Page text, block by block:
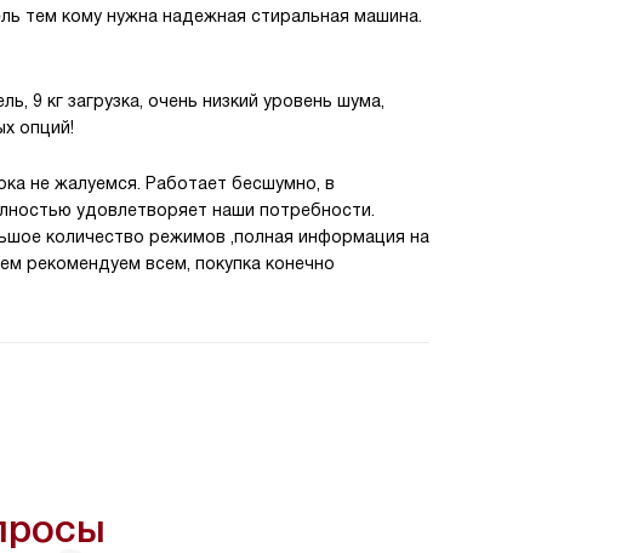
тем кому нужна надежная стиральная машина.
9 кг загрузка, очень низкий уровень шума,
опций!
не жалуемся. Работает бесшумно, в
удовлетворяет наши потребности.
количество режимов ,полная информация на
рекомендуем всем, покупка конечно